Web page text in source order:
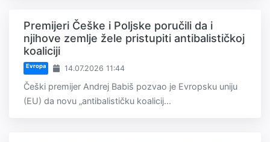
Premijeri Češke i Poljske poručili da i
njihove zemlje žele pristupiti antibalističkoj
koaliciji
Evropa 14.07.2026 11:44
Češki premijer Andrej Babiš pozvao je Evropsku uniju
(EU) da novu „antibalističku koalicij...